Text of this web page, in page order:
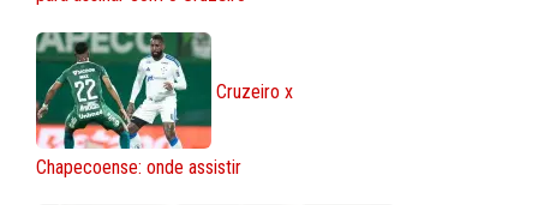
Cruzeiro x
Chapecoense: onde assistir